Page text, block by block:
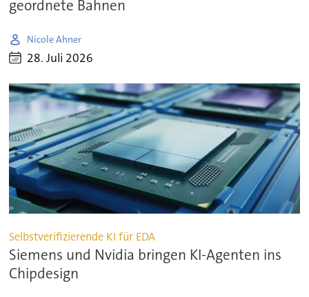
geordnete Bahnen
Nicole Ahner
28. Juli 2026
Selbstverifizierende KI für EDA
Siemens und Nvidia bringen KI-Agenten ins
Chipdesign